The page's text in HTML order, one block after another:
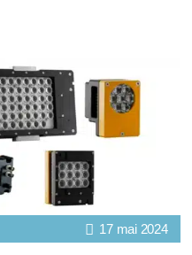
17 mai 2024